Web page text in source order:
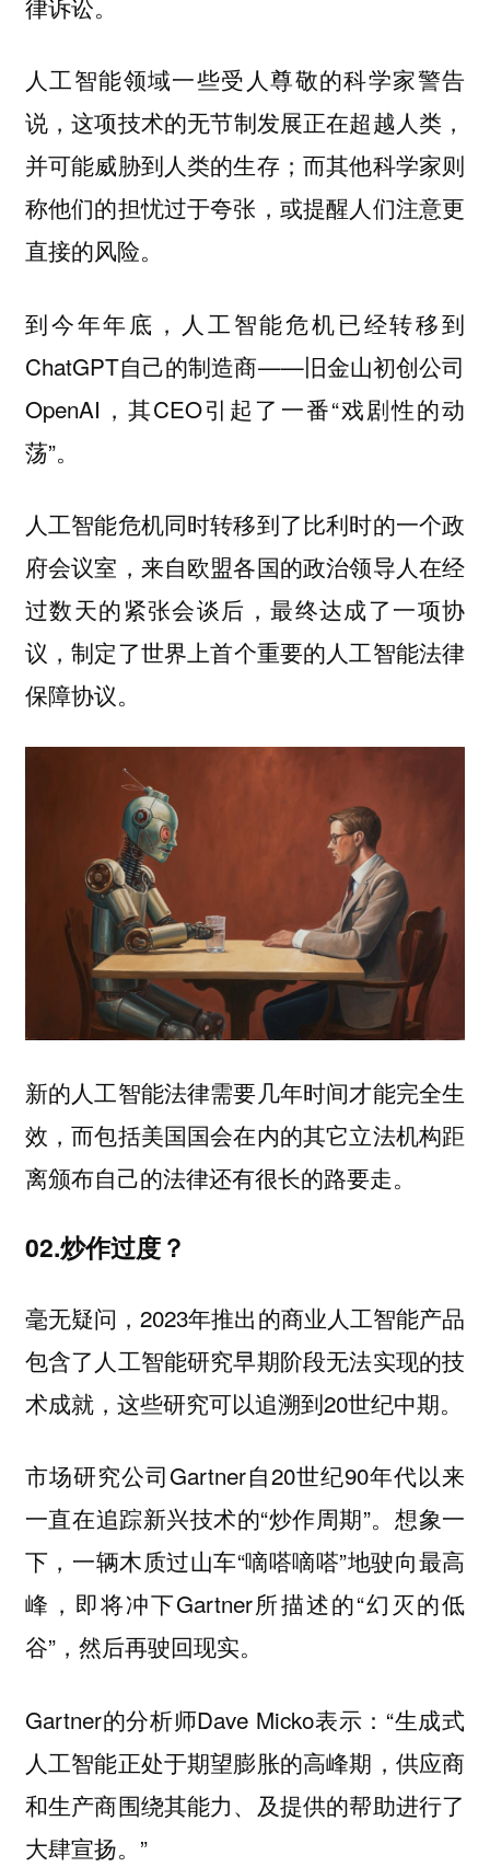
人工智能领域一些受人尊敬的科学家警告
说，这项技术的无节制发展正在超越人类，
并可能威胁到人类的生存；而其他科学家则
称他们的担忧过于夸张，或提醒人们注意更
直接的风险。
到今年年底，人工智能危机已经转移到
ChatGPT自己的制造商——旧金山初创公司
OpenAI，其CEO引起了一番“戏剧性的动
荡”。
人工智能危机同时转移到了比利时的一个政
府会议室，来自欧盟各国的政治领导人在经
过数天的紧张会谈后，最终达成了一项协
议，制定了世界上首个重要的人工智能法律
保障协议。
新的人工智能法律需要几年时间才能完全生
效，而包括美国国会在内的其它立法机构距
离颁布自己的法律还有很长的路要走。
02.炒作过度？
毫无疑问，2023年推出的商业人工智能产品
包含了人工智能研究早期阶段无法实现的技
术成就，这些研究可以追溯到20世纪中期。
市场研究公司Gartner自20世纪90年代以来
一直在追踪新兴技术的“炒作周期”。想象一
下，一辆木质过山车“嘀嗒嘀嗒”地驶向最高
峰，即将冲下Gartner所描述的“幻灭的低
谷”，然后再驶回现实。
Gartner的分析师Dave Micko表示：“生成式
人工智能正处于期望膨胀的高峰期，供应商
和生产商围绕其能力、及提供的帮助进行了
大肆宣扬。”